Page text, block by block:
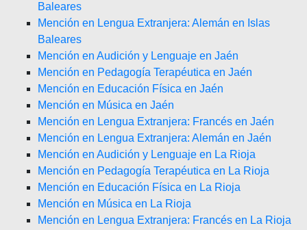
Baleares
Mención en Lengua Extranjera: Alemán en Islas
Baleares
Mención en Audición y Lenguaje en Jaén
Mención en Pedagogía Terapéutica en Jaén
Mención en Educación Física en Jaén
Mención en Música en Jaén
Mención en Lengua Extranjera: Francés en Jaén
Mención en Lengua Extranjera: Alemán en Jaén
Mención en Audición y Lenguaje en La Rioja
Mención en Pedagogía Terapéutica en La Rioja
Mención en Educación Física en La Rioja
Mención en Música en La Rioja
Mención en Lengua Extranjera: Francés en La Rioja